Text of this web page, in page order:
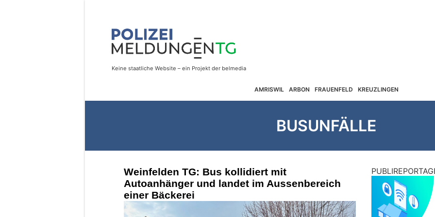
AMRISWIL ARBON FRAUENFELD KREUZLINGEN
BUSUNFÄLLE
Weinfelden TG: Bus kollidiert mit
Autoanhänger und landet im Aussenbereich
einer Bäckerei